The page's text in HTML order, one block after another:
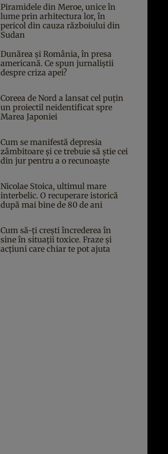
Piramidele din Meroe, unice în
lume prin arhitectura lor, în
pericol din cauza războiului din
Sudan
Dunărea și România, în presa
americană. Ce spun jurnaliștii
despre criza apei?
Coreea de Nord a lansat cel puțin
un proiectil neidentificat spre
Marea Japoniei
Cum se manifestă depresia
zâmbitoare și ce trebuie să știe cei
din jur pentru a o recunoaște
Nicolae Stoica, ultimul mare
interbelic. O recuperare istorică
după mai bine de 80 de ani
Cum să-ți crești încrederea în
sine în situații toxice. Fraze și
acțiuni care chiar te pot ajuta